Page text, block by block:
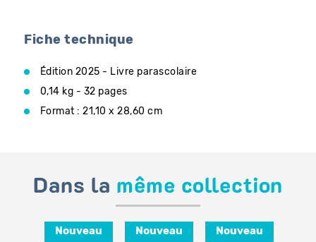
Fiche technique
Édition 2025 - Livre parascolaire
0,14 kg - 32 pages
Format : 21,10 x 28,60 cm
Dans la même collection
Nouveau Nouveau Nouveau